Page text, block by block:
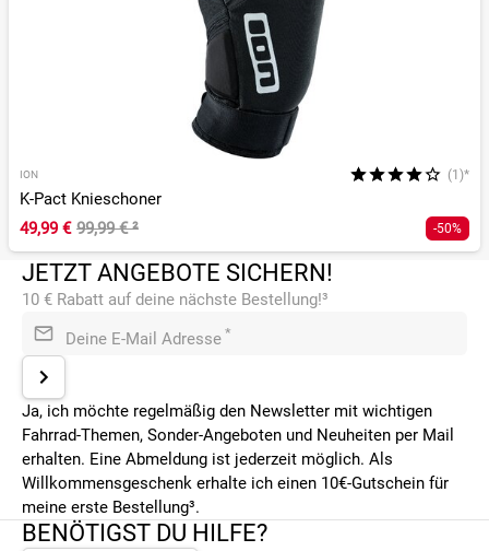
ION (1)*
K-Pact Knieschoner
49,99 € 99,99 €² -50%
JETZT ANGEBOTE SICHERN!
10 € Rabatt auf deine nächste Bestellung!³
Deine E-Mail Adresse *
Ja, ich möchte regelmäßig den Newsletter mit wichtigen
Fahrrad-Themen, Sonder-Angeboten und Neuheiten per Mail
erhalten. Eine Abmeldung ist jederzeit möglich. Als
Willkommensgeschenk erhalte ich einen 10€-Gutschein für
meine erste Bestellung³.
BENÖTIGST DU HILFE?